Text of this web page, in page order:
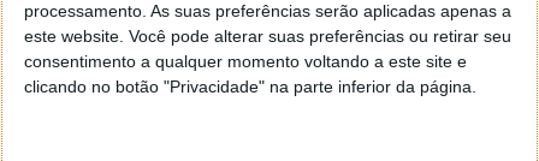
processamento. As suas preferências serão aplicadas apenas a
este website. Você pode alterar suas preferências ou retirar seu
consentimento a qualquer momento voltando a este site e
clicando no botão "Privacidade" na parte inferior da página.